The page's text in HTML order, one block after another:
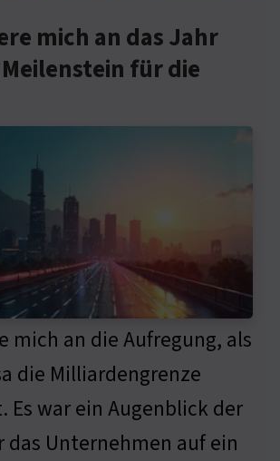
mich an das Jahr
für die
mich an die Aufregung, als
die Milliardengrenze
Es war ein Augenblick der
das Unternehmen auf ein